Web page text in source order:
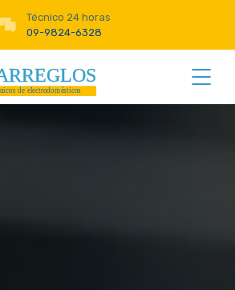
Técnico 24 horas
09-9824-6328